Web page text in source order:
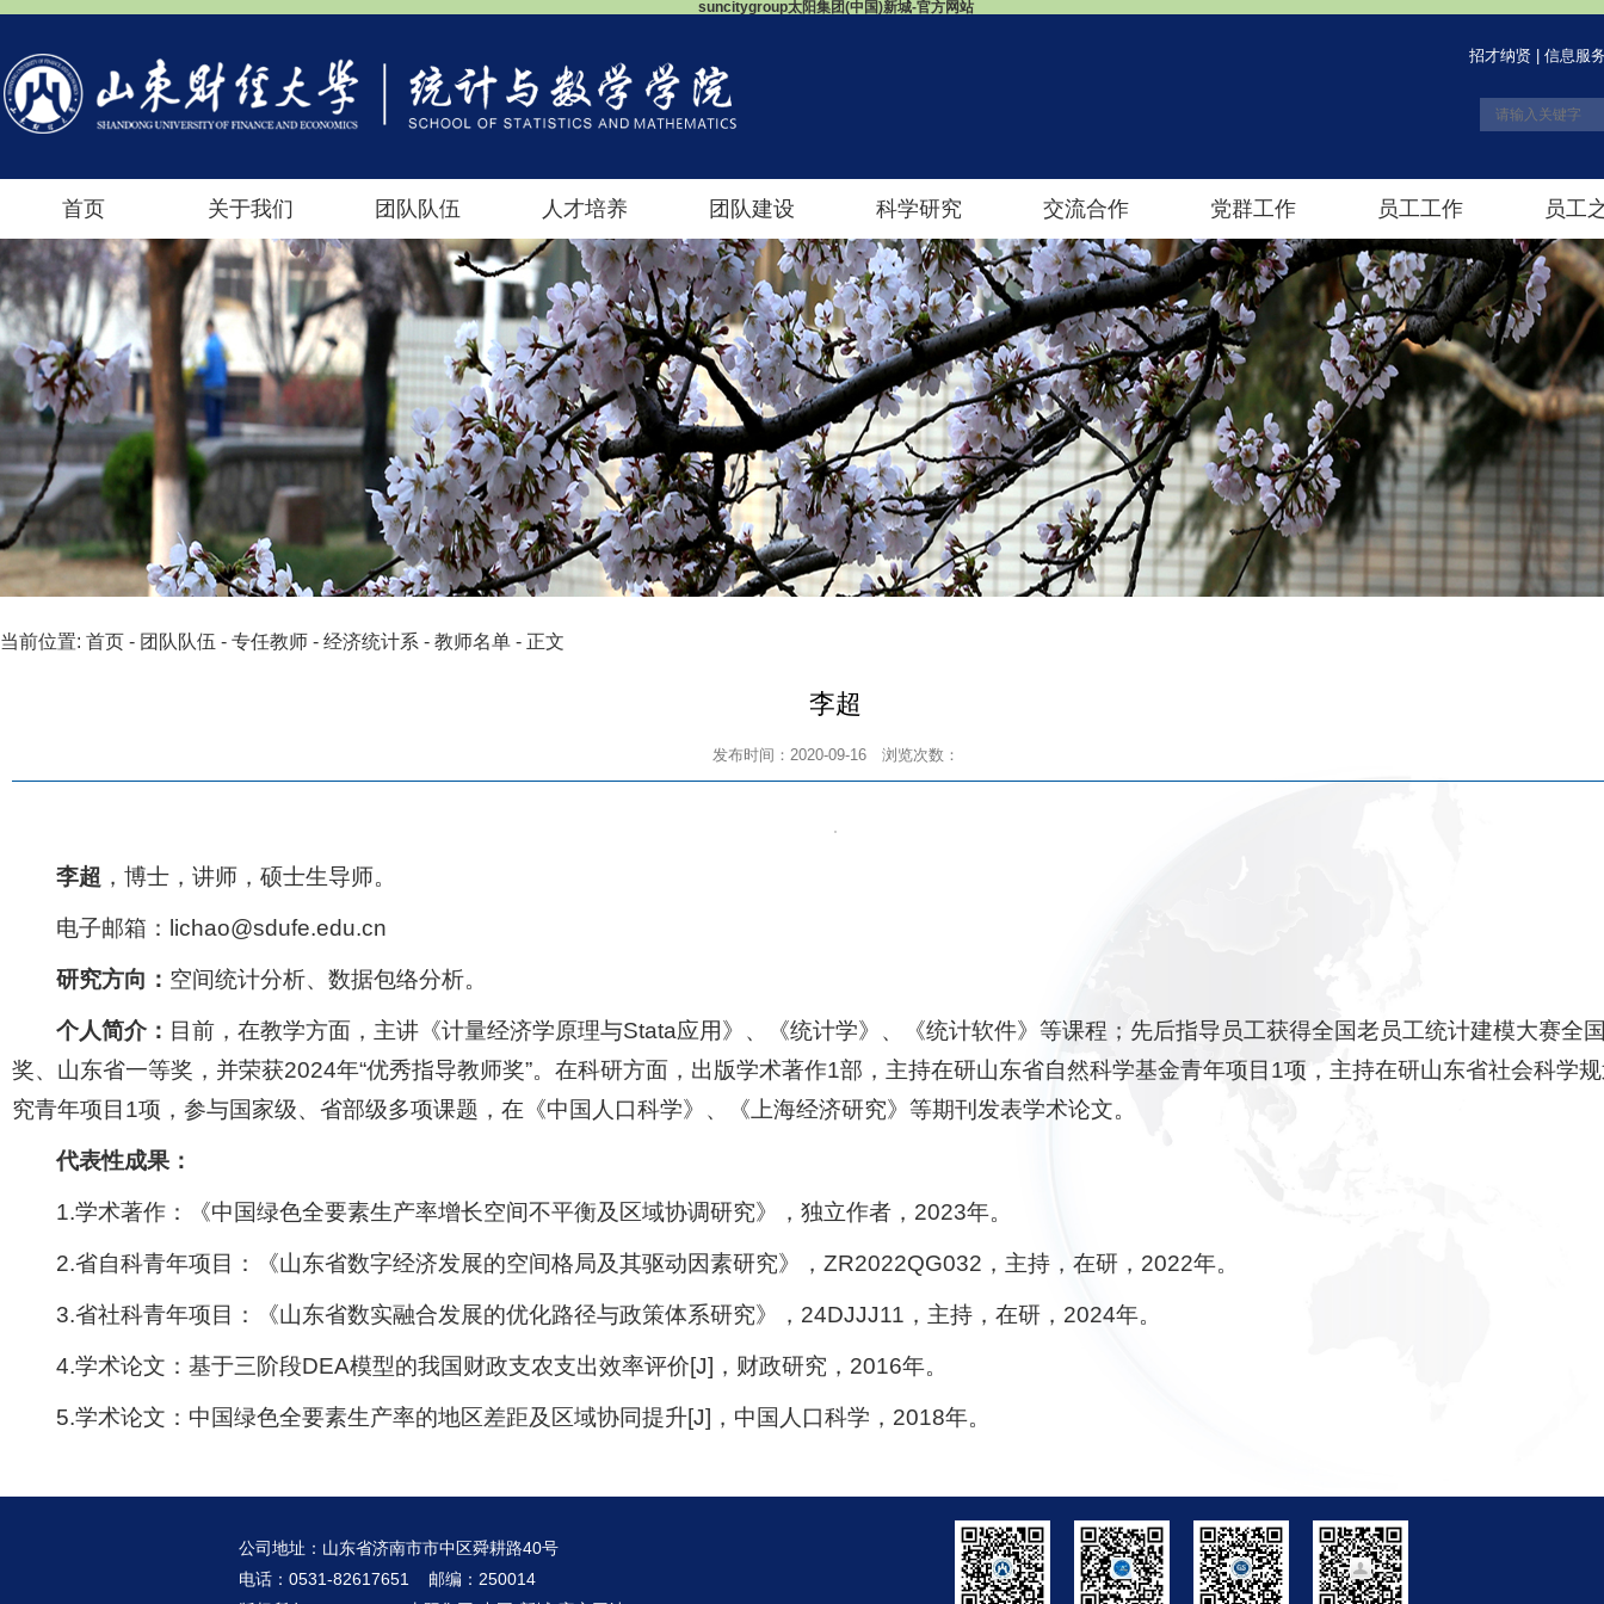
suncitygroup太阳集团(中国)新城-官方网站
招才纳贤 信息服
首页 关于我们 团队队伍 人才培养 团队建设 科学研究 交流合作 党群工作 员工工作 员工
当前位置: 首页 - 团队队伍 - 专任教师 - 经济统计系 - 教师名单 - 正文
李超
发布时间：2020-09-16 浏览次数：
李超 ，博士，讲师，硕士生导师。
电子邮箱：lichao@sdufe.edu.cn
研究方向： 空间统计分析、数据包络分析。
个人简介： 目前，在教学方面，主讲《计量经济学原理与Stata应用》、《统计学》、《统计软件》等课程；先后指导员工获得全国老员工统计建模大赛全
奖、山东省一等奖，并荣获2024年“优秀指导教师奖”。在科研方面，出版学术著作1部，主持在研山东省自然科学基金青年项目1项，主持在研山东省社会科学
究青年项目1项，参与国家级、省部级多项课题，在《中国人口科学》、《上海经济研究》等期刊发表学术论文。
代表性成果：
1.学术著作：《中国绿色全要素生产率增长空间不平衡及区域协调研究》，独立作者，2023年。
2.省自科青年项目：《山东省数字经济发展的空间格局及其驱动因素研究》，ZR2022QG032，主持，在研，2022年。
3.省社科青年项目：《山东省数实融合发展的优化路径与政策体系研究》，24DJJJ11，主持，在研，2024年。
4.学术论文：基于三阶段DEA模型的我国财政支农支出效率评价[J]，财政研究，2016年。
5.学术论文：中国绿色全要素生产率的地区差距及区域协同提升[J]，中国人口科学，2018年。
公司地址：山东省济南市市中区舜耕路40号
电话：0531-82617651 邮编：250014